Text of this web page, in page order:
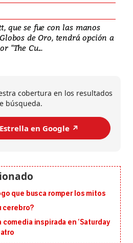
que se fue con las manos
de Oro, tendrá opción a
"The Cu...
cobertura en los resultados
búsqueda.
en Google ↗️
que busca romper los mitos
cerebro?
comedia inspirada en ‘Saturday